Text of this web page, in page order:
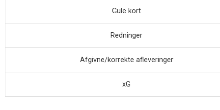
Gule kort
Redninger
Afgivne/korrekte afleveringer
xG